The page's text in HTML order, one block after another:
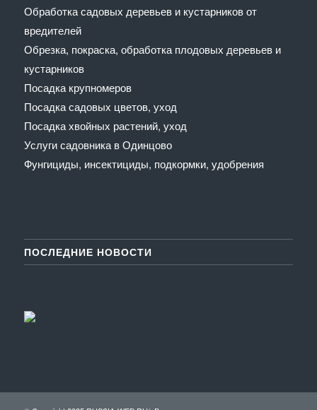
Обработка садовых деревьев и кустарников от
вредителей
Обрезка, покраска, обработка плодовых деревьев и
кустарников
Посадка крупномеров
Посадка садовых цветов, уход
Посадка хвойных растений, уход
Услуги садовника в Одинцово
Фунгициды, инсектициды, подкормки, удобрения
ПОСЛЕДНИЕ НОВОСТИ